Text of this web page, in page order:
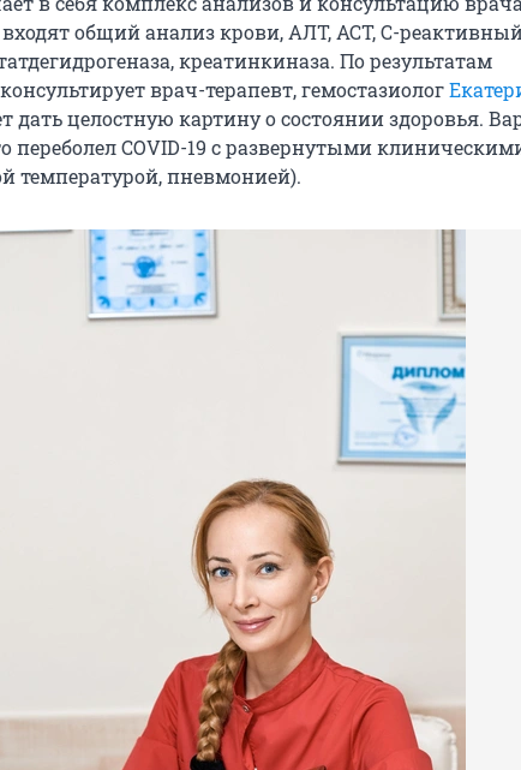
входят общий анализ крови, АЛТ, АСТ, С-
креатинкиназа. По результатам
врач-терапевт, гемостазиолог
дать целостную картину о состоянии здоровья.
переболел COVID-19 с развернутыми
температурой, пневмонией).